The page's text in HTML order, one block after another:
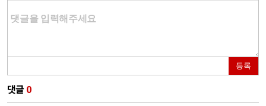
등록
댓글 0